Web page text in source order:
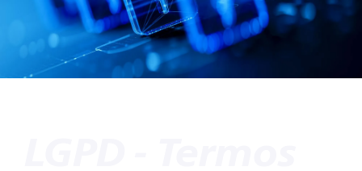
Suporte 24h
Online